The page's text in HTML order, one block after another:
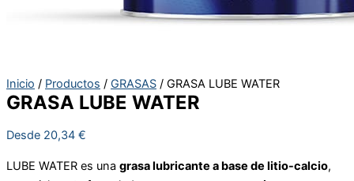
Inicio / Productos / GRASAS / GRASA LUBE WATER
GRASA LUBE WATER
Desde 20,34 €
LUBE WATER es una grasa lubricante a base de litio-calcio,